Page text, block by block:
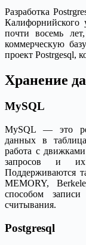
Разработка
Калифорнийского
почти восемь
коммерческую
проект Postrgesql,
Хранение
MySQL
MySQL — это
данных в
работа с
запросов и
Поддерживаются
MEMORY,
способом
считывания.
Postgresql